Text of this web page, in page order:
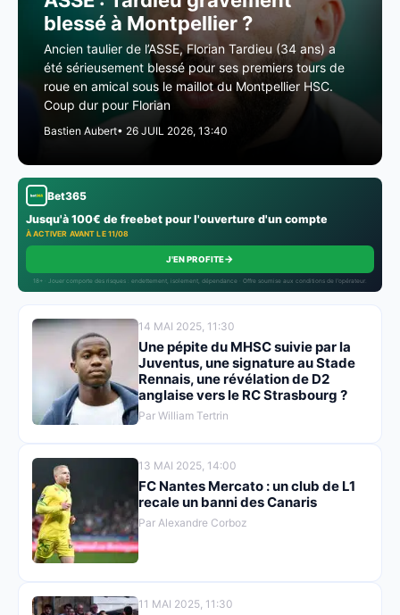
blessé à Montpellier ?
Ancien taulier de l’ASSE, Florian Tardieu (34 ans) a
été sérieusement blessé pour ses premiers tours de
roue en amical sous le maillot du Montpellier HSC.
Coup dur pour Florian
Bastien Aubert• 26 JUIL 2026, 13:40
Bet365
Jusqu'à 100€ de freebet pour l'ouverture d'un compte
À ACTIVER AVANT LE 11/08
J'EN PROFITE→
18+ · Jouer comporte des risques : endettement, isolement, dépendance · Offre soumise aux conditions de l’opérateur.
14 MAI 2025, 11:30
Une pépite du MHSC suivie par la
Juventus, une signature au Stade
Rennais, une révélation de D2
anglaise vers le RC Strasbourg ?
Par William Tertrin
13 MAI 2025, 14:00
FC Nantes Mercato : un club de L1
recale un banni des Canaris
Par Alexandre Corboz
11 MAI 2025, 11:30